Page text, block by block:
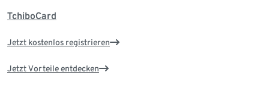
TchiboCard
Jetzt kostenlos registrieren
Jetzt Vorteile entdecken